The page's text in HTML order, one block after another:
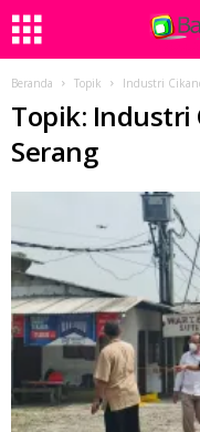
Beranda Topik Industri
Topik: Industri
Serang